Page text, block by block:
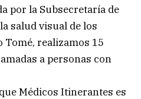
por la Subsecretaría de
salud visual de los
Tomé, realizamos 15
a personas con
Médicos Itinerantes es